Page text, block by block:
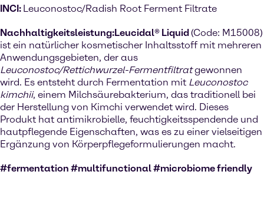
INCI: Leuconostoc/Radish Root Ferment Filtrate
Nachhaltigkeitsleistung:Leucidal® Liquid(Code: M15008)
ist ein natürlicher kosmetischer Inhaltsstoff mit mehreren
Anwendungsgebieten, der aus
Leuconostoc/Rettichwurzel-Fermentfiltratgewonnen
wird. Es entsteht durch Fermentation mit Leuconostoc
kimchii, einem Milchsäurebakterium, das traditionell bei
der Herstellung von Kimchi verwendet wird. Dieses
Produkt hat antimikrobielle, feuchtigkeitsspendende und
hautpflegende Eigenschaften, was es zu einer vielseitigen
Ergänzung von Körperpflegeformulierungen macht.
#fermentation #multifunctional #microbiome friendly